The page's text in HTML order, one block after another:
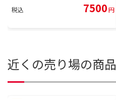
税込 7500円
近くの売り場の商品